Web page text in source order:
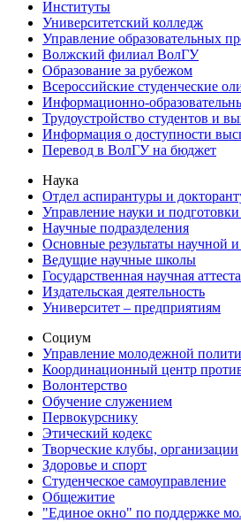
Институты
Университетский колледж
Управление образовательных
Волжский филиал ВолГУ
Образование за рубежом
Всероссийские студенческие
Информационно-
Трудоустройство студентов и
Информация о доступности
Перевод в ВолГУ на бюджет
Наука
Отдел аспирантуры и
Управление науки и
Научные подразделения
Основные результаты научной
Ведущие научные школы
Государственная научная
Издательская деятельность
Университет – предприятиям
Социум
Управление молодежной
Координационный центр
Волонтерство
Обучение служением
Первокурснику
Этический кодекс
Творческие клубы, организации
Здоровье и спорт
Студенческое самоуправление
Общежитие
"Единое окно" по поддержке